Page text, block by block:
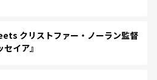
クリストファー・ノーラン監督
イア』